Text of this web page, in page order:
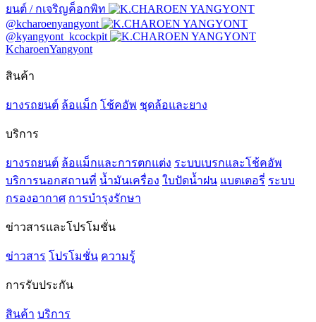
ยนต์ / กเจริญค็อกพิท
@kcharoenyangyont
@kyangyont_kcockpit
KcharoenYangyont
สินค้า
ยางรถยนต์ ล้อแม็ก โช้คอัพ ชุดล้อและยาง
บริการ
ยางรถยนต์ ล้อแม็กและการตกแต่ง ระบบเบรกและโช้คอัพ
บริการนอกสถานที่ น้ำมันเครื่อง ใบปัดน้ำฝน แบตเตอรี่ ระบบ
กรองอากาศ การบำรุงรักษา
ข่าวสารและโปรโมชั่น
ข่าวสาร โปรโมชั่น ความรู้
การรับประกัน
สินค้า บริการ